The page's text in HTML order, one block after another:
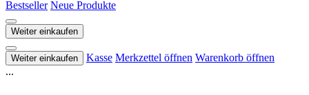
Bestseller Neue Produkte
Weiter einkaufen
Weiter einkaufen Kasse Merkzettel öffnen Warenkorb öffnen
...